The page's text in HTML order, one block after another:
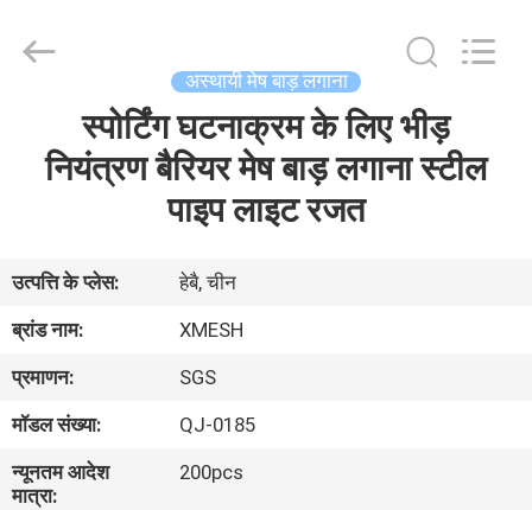
हमारे
बारे
में
कारखाना
भ्रमण
MFG
अस्थायी मेष बाड़ लगाना
स्पोर्टिंग घटनाक्रम के लिए भीड़
नियंत्रण बैरियर मेष बाड़ लगाना स्टील
पाइप लाइट रजत
उत्पत्ति के प्लेस:
हेबै, चीन
ब्रांड नाम:
XMESH
प्रमाणन:
SGS
मॉडल संख्या:
QJ-0185
न्यूनतम आदेश
मात्रा:
200pcs